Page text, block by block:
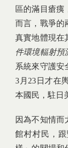
區的滿目瘡痍
而言，戰爭的
真實地體現在
件環境輻射預
系統來守護安
3月23日才在
本國民，駐日
因為不知情而
館村村民，